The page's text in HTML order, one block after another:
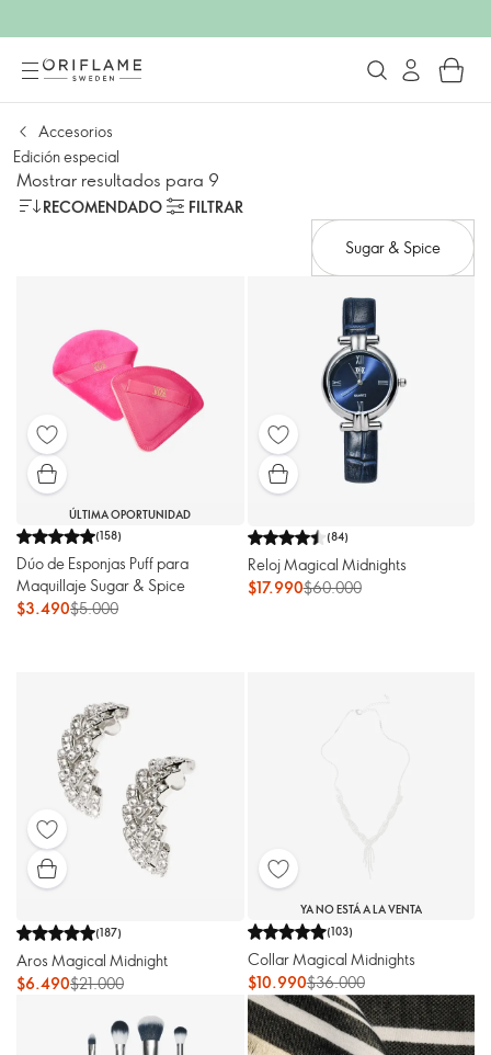
Accesorios
Edición especial
Mostrar resultados para 9
RECOMENDADO
FILTRAR
Sugar & Spice
ÚLTIMA OPORTUNIDAD
(158)
Dúo de Esponjas Puff para
Maquillaje Sugar & Spice
$3.490$5.000
(84)
Reloj Magical Midnights
$17.990$60.000
(187)
Aros Magical Midnight
$6.490$21.000
YA NO ESTÁ A LA VENTA
(103)
Collar Magical Midnights
$10.990$36.000